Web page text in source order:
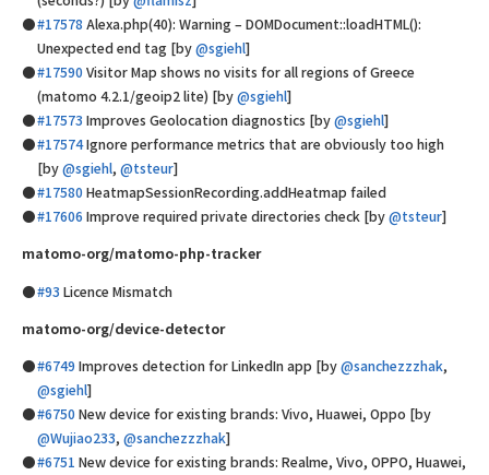
#17578 Alexa.php(40): Warning – DOMDocument::loadHTML():
Unexpected end tag [by@sgiehl]
#17590 Visitor Map shows no visits for all regions of Greece
(matomo 4.2.1/geoip2 lite) [by@sgiehl]
#17573 Improves Geolocation diagnostics [by@sgiehl]
#17574Ignore performance metrics that are obviously too high
[by@sgiehl, @tsteur]
#17580 HeatmapSessionRecording.addHeatmap failed
#17606 Improve required private directories check [by@tsteur]
matomo-org/matomo-php-tracker
#93 Licence Mismatch
matomo-org/device-detector
#6749 Improves detection for LinkedIn app [by@sanchezzzhak,
@sgiehl]
#6750 New device for existing brands: Vivo, Huawei, Oppo [by
@Wujiao233, @sanchezzzhak]
#6751 New device for existing brands: Realme, Vivo, OPPO, Huawei,